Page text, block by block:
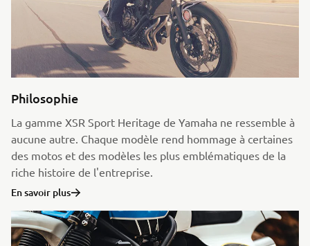
Philosophie
La gamme XSR Sport Heritage de Yamaha ne ressemble à
aucune autre. Chaque modèle rend hommage à certaines
des motos et des modèles les plus emblématiques de la
riche histoire de l'entreprise.
En savoir plus